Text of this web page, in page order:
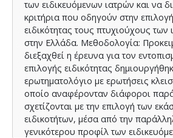
των ειδικευόμενων ιατρών και να
κριτήρια που οδηγούν στην
ειδικότητας τους πτυχιούχους
στην Ελλάδα. Μεθοδολογία:
διεξαχθεί η έρευνα για τον
επιλογής ειδικότητας
ερωτηματολόγιο με ερωτήσεις
οποίο αναφέρονταν διάφοροι
σχετίζονται με την επιλογή των
ειδικοτήτων, μέσα από την
γενικότερου προφίλ των